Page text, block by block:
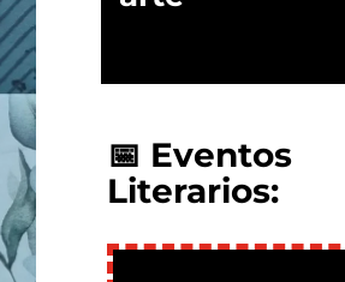
📅 Eventos
Literarios: